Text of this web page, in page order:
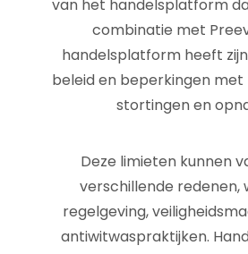
van het handelsplatform
combinatie met Preev
handelsplatform heeft
beleid en beperkingen
stortingen en
Deze limieten kunnen
verschillende redenen,
regelgeving,
antiwitwaspraktijken.